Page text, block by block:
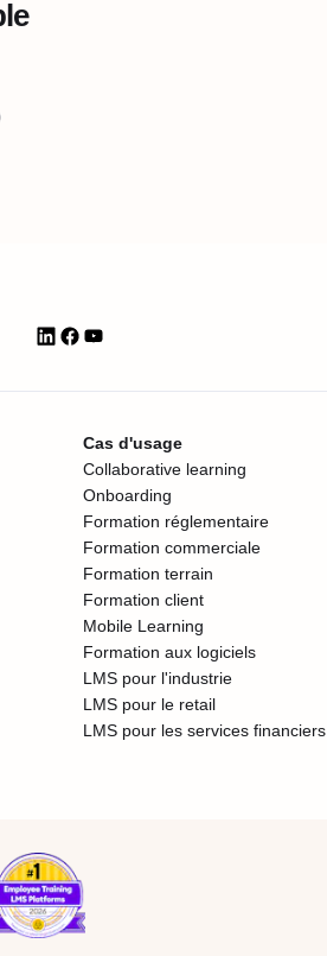
Cas d'usage
Collaborative learning
Onboarding
Formation réglementaire
Formation commerciale
Formation terrain
Formation client
Mobile Learning
Formation aux logiciels
LMS pour l'industrie
LMS pour le retail
LMS pour les services financiers